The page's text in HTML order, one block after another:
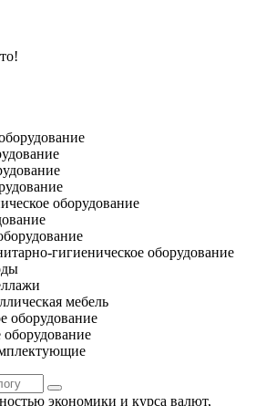
оборудование
гигиеническое оборудование
мебель
оборудование
экономики и курса валют,